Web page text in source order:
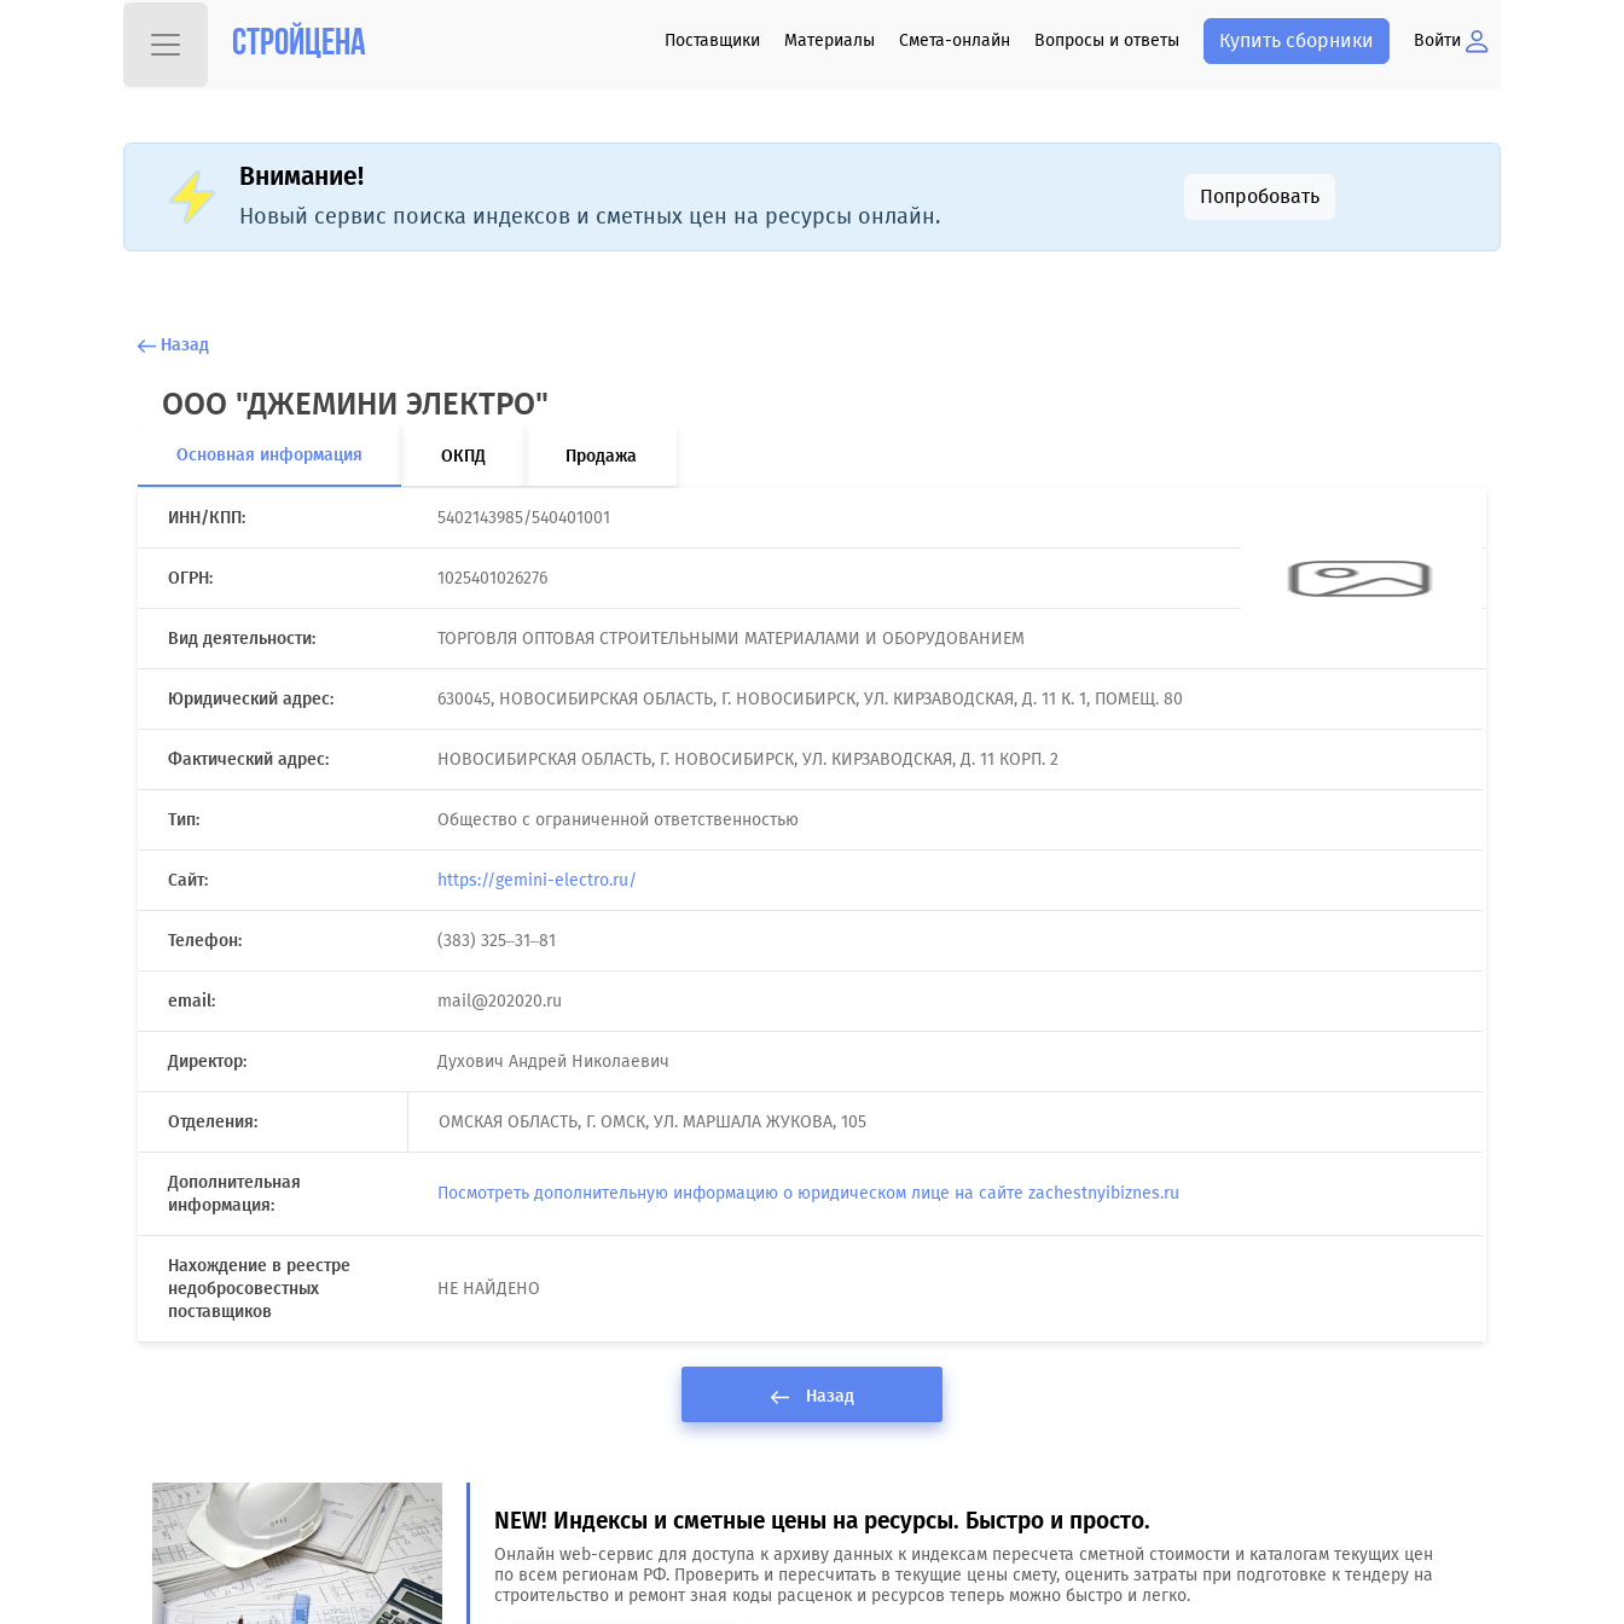
Стройцена Поставщики Материалы Смета-онлайн Вопросы и ответы Купить сборники Войти
Внимание!
Новый сервис поиска индексов и сметных цен на ресурсы онлайн.
Попробовать
Назад
ООО "ДЖЕМИНИ ЭЛЕКТРО"
Основная информация ОКПД Продажа
ИНН/КПП: 5402143985/540401001
ОГРН: 1025401026276
Вид деятельности: ТОРГОВЛЯ ОПТОВАЯ СТРОИТЕЛЬНЫМИ МАТЕРИАЛАМИ И ОБОРУДОВАНИЕМ
Юридический адрес: 630045, НОВОСИБИРСКАЯ ОБЛАСТЬ, Г. НОВОСИБИРСК, УЛ. КИРЗАВОДСКАЯ, Д. 11 К. 1, ПОМЕЩ. 80
Фактический адрес: НОВОСИБИРСКАЯ ОБЛАСТЬ, Г. НОВОСИБИРСК, УЛ. КИРЗАВОДСКАЯ, Д. 11 КОРП. 2
Тип: Общество с ограниченной ответственностью
Сайт: https://gemini-electro.ru/
Телефон: (383) 325–31–81
email: mail@202020.ru
Директор: Духович Андрей Николаевич
Отделения: ОМСКАЯ ОБЛАСТЬ, Г. ОМСК, УЛ. МАРШАЛА ЖУКОВА, 105
Дополнительная
информация:
Посмотреть дополнительную информацию о юридическом лице на сайте zachestnyibiznes.ru
Нахождение в реестре
недобросовестных
поставщиков
НЕ НАЙДЕНО
Назад
NEW! Индексы и сметные цены на ресурсы. Быстро и просто.
Онлайн web-сервис для доступа к архиву данных к индексам пересчета сметной стоимости и каталогам текущих цен
по всем регионам РФ. Проверить и пересчитать в текущие цены смету, оценить затраты при подготовке к тендеру на
строительство и ремонт зная коды расценок и ресурсов теперь можно быстро и легко.